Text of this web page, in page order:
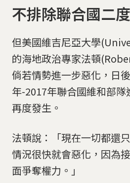
不排除聯合國二
但美國維吉尼亞大學
的海地政治專家法頓
倘若情勢進一步惡化，日
年-2017年聯合國維和部
再度發生。
法頓說：「現在一切都還
情況很快就會惡化，因為
面爭奪權力。」